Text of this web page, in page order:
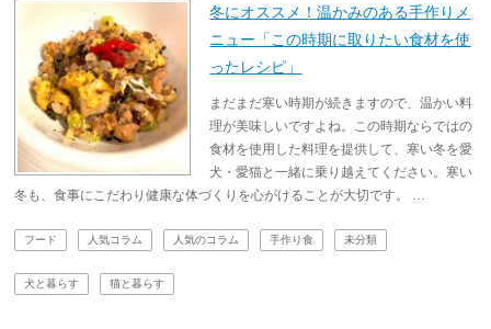
冬にオススメ！温かみのある手作りメ
ニュー「この時期に取りたい食材を使
ったレシピ」
まだまだ寒い時期が続きますので、温かい料
理が美味しいですよね。この時期ならではの
食材を使用した料理を提供して、寒い冬を愛
犬・愛猫と一緒に乗り越えてください。寒い
冬も、食事にこだわり健康な体づくりを心がけることが大切です。 …
フード 人気コラム 人気のコラム 手作り食 未分類
犬と暮らす 猫と暮らす